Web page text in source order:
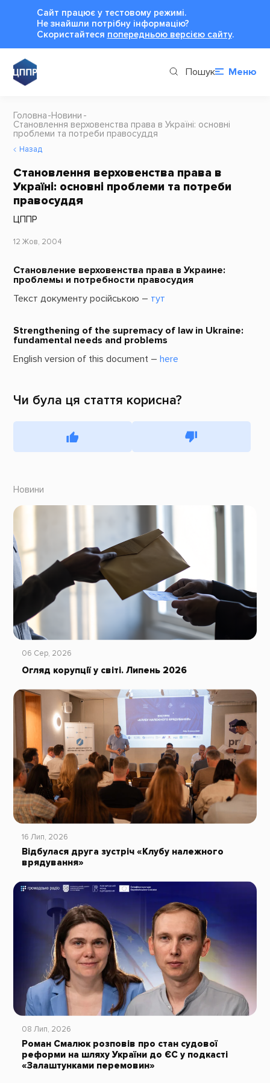
Сайт працює у тестовому режимі.
Не знайшли потрібну інформацію?
Cкористайтеся попередньою версією сайту.
Пошук Меню
Головна Новини
Становлення верховенства права в Україні: основні
проблеми та потреби правосуддя
Назад
Становлення верховенства права в
Україні: основні проблеми та потреби
правосуддя
ЦППР
12 Жов, 2004
Становление верховенства права в Украине:
проблемы и потребности правосудия
Текст документу російською – тут
Strengthening of the supremacy of law in Ukraine:
fundamental needs and problems
English version of this document – here
Чи була ця стаття корисна?
Новини
06 Сер, 2026
Огляд корупції у світі. Липень 2026
16 Лип, 2026
Відбулася друга зустріч «Клубу належного
врядування»
08 Лип, 2026
Роман Смалюк розповів про стан судової
реформи на шляху України до ЄС у подкасті
«Залаштунками перемовин»